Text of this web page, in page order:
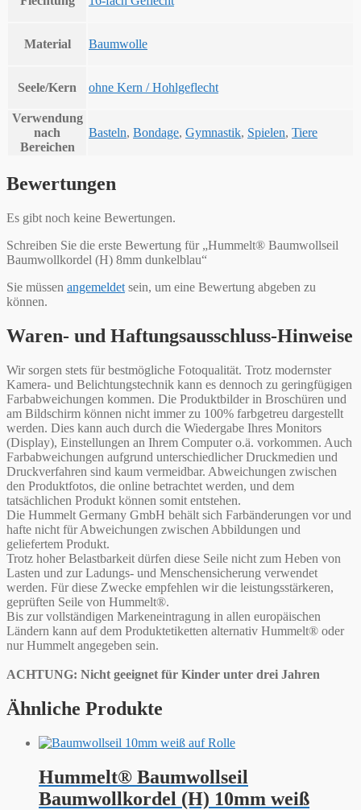
Material Baumwolle
Seele/Kern ohne Kern / Hohlgeflecht
Verwendung
nach
Bereichen
Basteln, Bondage, Gymnastik, Spielen, Tiere
Bewertungen
Es gibt noch keine Bewertungen.
Schreiben Sie die erste Bewertung für „Hummelt® Baumwollseil
Baumwollkordel (H) 8mm dunkelblau“
Sie müssen angemeldet sein, um eine Bewertung abgeben zu
können.
Waren- und Haftungsausschluss-Hinweise
Wir sorgen stets für bestmögliche Fotoqualität. Trotz modernster
Kamera- und Belichtungstechnik kann es dennoch zu geringfügigen
Farbabweichungen kommen. Die Produktbilder in Broschüren und
am Bildschirm können nicht immer zu 100% farbgetreu dargestellt
werden. Dies kann auch durch die Wiedergabe Ihres Monitors
(Display), Einstellungen an Ihrem Computer o.ä. vorkommen. Auch
Farbabweichungen aufgrund unterschiedlicher Druckmedien und
Druckverfahren sind kaum vermeidbar. Abweichungen zwischen
den Produktfotos, die online betrachtet werden, und dem
tatsächlichen Produkt können somit entstehen.
Die Hummelt Germany GmbH behält sich Farbänderungen vor und
hafte nicht für Abweichungen zwischen Abbildungen und
geliefertem Produkt.
Trotz hoher Belastbarkeit dürfen diese Seile nicht zum Heben von
Lasten und zur Ladungs- und Menschensicherung verwendet
werden. Für diese Zwecke empfehlen wir die leistungsstärkeren,
geprüften Seile von Hummelt®.
Bis zur vollständigen Markeneintragung in allen europäischen
Ländern kann auf dem Produktetiketten alternativ Hummelt® oder
nur Hummelt angegeben sein.
ACHTUNG: Nicht geeignet für Kinder unter drei Jahren
Ähnliche Produkte
Hummelt® Baumwollseil
Baumwollkordel (H) 10mm weiß